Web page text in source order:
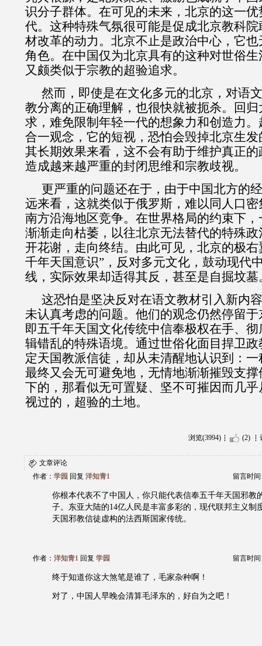
识分子群体。在可见的未来，北京的这一
代。这种特殊气氛很可能是促成北京教科
材改革的动力。北京不止是政治中心，它
角色。在中国仅为北京具有的这种对世俗
又颇类似于宗教的超验追求。
然而，即使是在文化多元的北京，对语
教分离的正确理解，也很快就被扼杀。回
求，难免限制年轻一代的想象力和创造力
合一观念，它的短视，恐怕会毁掉北京生
其长期效果来看，这不会有助于维护真正
造成越来越严重的封闭思维和宗教歧视。
更严重的问题还在于，由于中国北方的
远来看，这就类似于俄罗斯，难以同人口
南方沿海地区竞争。在世界格局的约束下
渐渐走向枯萎，以往北京无法替代的特殊
开花谢，走向终结。由此可见，北京的极
千年天国意识”，反对多元文化，鼓动现代
线，实际效果却适得其反，甚至是自掘坟墓
这恐怕是坚决反对在语文教材引入新内
未认真考虑的问题。他们的观念仍然停留
即五千年天国文化传统中信奉极权在手、
辑错乱的特殊语境。通过世俗化面目捍卫
定天国教派信徒，却从未清醒地认识到：
最终又会无可避免地，无情地渐渐摧毁支
下的，那看似无可置疑、坚不可摧因而几
视过的，超验的土地。
浏览(3994) (2)
文章评论
作者： 学园 回复 洋知青1 留言时间
你根本代表不了中国人，你只能代表信奉五千年天国邪教
子。东亚大陆的14亿人民是丰富多彩的，现代联邦主义制
天国邪教信徒虚构的法西斯国家传统。
作者： 洋知青1 回复 学园 留言时间
终于知道你这大煞笔是谁了，毛家杂种啊！
对了，中国人早晚会清算毛泽东的，好自为之吧！